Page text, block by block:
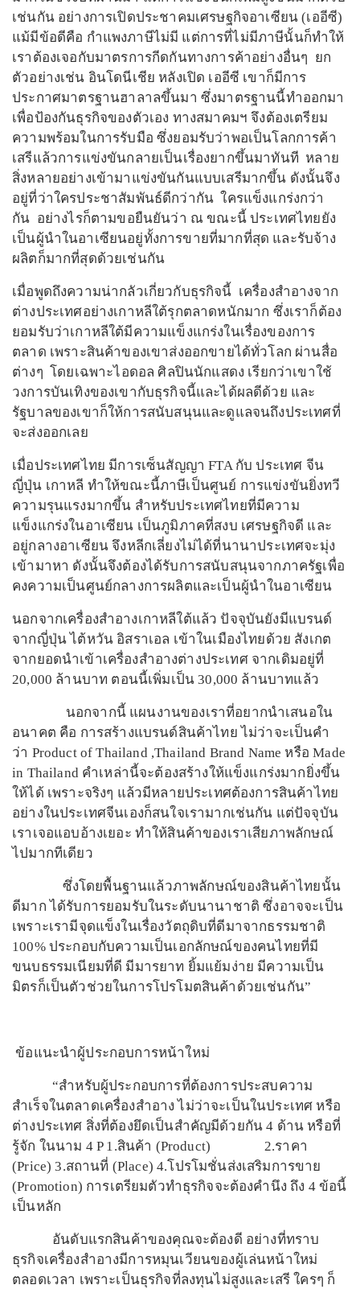
เช่นกัน อย่างการเปิดประชาคมเศรษฐกิจอาเซียน (เออีซี)
แม้มีข้อดีคือ กำแพงภาษีไม่มี แต่การที่ไม่มีภาษีนั้นก็ทำให้
เราต้องเจอกับมาตรการกีดกันทางการค้าอย่างอื่นๆ ยก
ตัวอย่างเช่น อินโดนีเชีย หลังเปิด เออีซี เขาก็มีการ
ประกาศมาตรฐานฮาลาลขึ้นมา ซึ่งมาตรฐานนี้ทำออกมา
เพื่อป้องกันธุรกิจของตัวเอง ทางสมาคมฯ จึงต้องเตรียม
ความพร้อมในการรับมือ ซึ่งยอมรับว่าพอเป็นโลกการค้า
เสรีแล้วการแข่งขันกลายเป็นเรื่องยากขึ้นมาทันที หลาย
สิ่งหลายอย่างเข้ามาแข่งขันกันแบบเสรีมากขึ้น ดังนั้นจึง
อยู่ที่ว่าใครประชาสัมพันธ์ดีกว่ากัน ใครแข็งแกร่งกว่า
กัน อย่างไรก็ตามขอยืนยันว่า ณ ขณะนี้ ประเทศไทยยัง
เป็นผู้นำในอาเซียนอยู่ทั้งการขายที่มากที่สุด และรับจ้าง
ผลิตก็มากที่สุดด้วยเช่นกัน
เมื่อพูดถึงความน่ากลัวเกี่ยวกับธุรกิจนี้ เครื่องสำอางจาก
ต่างประเทศอย่างเกาหลีใต้รุกตลาดหนักมาก ซึ่งเราก็ต้อง
ยอมรับว่าเกาหลีใต้มีความแข็งแกร่งในเรื่องของการ
ตลาด เพราะสินค้าของเขาส่งออกขายได้ทั่วโลก ผ่านสื่อ
ต่างๆ โดยเฉพาะไอดอล ศิลปินนักแสดง เรียกว่าเขาใช้
วงการบันเทิงของเขากับธุรกิจนี้และได้ผลดีด้วย และ
รัฐบาลของเขาก็ให้การสนับสนุนและดูแลจนถึงประเทศที่
จะส่งออกเลย
เมื่อประเทศไทย มีการเซ็นสัญญา FTA กับ ประเทศ จีน
ญี่ปุ่น เกาหลี ทำให้ขณะนี้ภาษีเป็นศูนย์ การแข่งขันยิ่งทวี
ความรุนแรงมากขึ้น สำหรับประเทศไทยที่มีความ
แข็งแกร่งในอาเซียน เป็นภูมิภาคที่สงบ เศรษฐกิจดี และ
อยู่กลางอาเซียน จึงหลีกเลี่ยงไม่ได้ที่นานาประเทศจะมุ่ง
เข้ามาหา ดังนั้นจึงต้องได้รับการสนับสนุนจากภาครัฐเพื่อ
คงความเป็นศูนย์กลางการผลิตและเป็นผู้นำในอาเซียน
นอกจากเครื่องสำอางเกาหลีใต้แล้ว ปัจจุบันยังมีแบรนด์
จากญี่ปุ่น ไต้หวัน อิสราเอล เข้าในเมืองไทยด้วย สังเกต
จากยอดนำเข้าเครื่องสำอางต่างประเทศ จากเดิมอยู่ที่
20,000 ล้านบาท ตอนนี้เพิ่มเป็น 30,000 ล้านบาทแล้ว
นอกจากนี้ แผนงานของเราที่อยากนำเสนอใน
อนาคต คือ การสร้างแบรนด์สินค้าไทย ไม่ว่าจะเป็นคำ
ว่า Product of Thailand ,Thailand Brand Name หรือ Made
in Thailand คำเหล่านี้จะต้องสร้างให้แข็งแกร่งมากยิ่งขึ้น
ให้ได้ เพราะจริงๆ แล้วมีหลายประเทศต้องการสินค้าไทย
อย่างในประเทศจีนเองก็สนใจเรามากเช่นกัน แต่ปัจจุบัน
เราเจอแอบอ้างเยอะ ทำให้สินค้าของเราเสียภาพลักษณ์
ไปมากทีเดียว
ซึ่งโดยพื้นฐานแล้วภาพลักษณ์ของสินค้าไทยนั้น
ดีมาก ได้รับการยอมรับในระดับนานาชาติ ซึ่งอาจจะเป็น
เพราะเรามีจุดแข็งในเรื่องวัตถุดิบที่ดีมาจากธรรมชาติ
100% ประกอบกับความเป็นเอกลักษณ์ของคนไทยที่มี
ขนบธรรมเนียมที่ดี มีมารยาท ยิ้มแย้มง่าย มีความเป็น
มิตรก็เป็นตัวช่วยในการโปรโมตสินค้าด้วยเช่นกัน”
ข้อแนะนำผู้ประกอบการหน้าใหม่
“สำหรับผู้ประกอบการที่ต้องการประสบความ
สำเร็จในตลาดเครื่องสำอาง ไม่ว่าจะเป็นในประเทศ หรือ
ต่างประเทศ สิ่งที่ต้องยึดเป็นสำคัญมีด้วยกัน 4 ด้าน หรือที่
รู้จัก ในนาม 4 P 1.สินค้า (Product) 2.ราคา
(Price) 3.สถานที่ (Place) 4.โปรโมชั่นส่งเสริมการขาย
(Promotion) การเตรียมตัวทำธุรกิจจะต้องคำนึง ถึง 4 ข้อนี้
เป็นหลัก
อันดับแรกสินค้าของคุณจะต้องดี อย่างที่ทราบ
ธุรกิจเครื่องสำอางมีการหมุนเวียนของผู้เล่นหน้าใหม่
ตลอดเวลา เพราะเป็นธุรกิจที่ลงทุนไม่สูงและเสรี ใครๆ ก็